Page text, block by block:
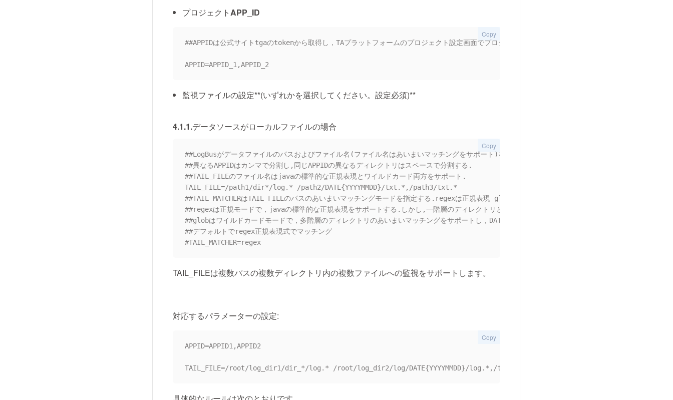
プロジェクトAPP_ID
##APPIDは公式サイトtgaのtokenから取得し，TAプラットフォームのプロジェクト設定画面でプロジェクトのAPPIDを取得して入力する.複数のAPPID
Copy
監視ファイルの設定**(いずれかを選択してください。設定必須)**
4.1.1.データソースがローカルファイルの場合
##LogBusがデータファイルのパスおよびファイル名(ファイル名はあいまいマッチングをサポート)を読み込む. 読み取り権限が必須.
##異なるAPPIDはカンマで分割し,同じAPPIDの異なるディレクトリはスペースで分割する.
##TAIL_FILEのファイル名はjavaの標準的な正規表現とワイルドカード両方をサポート.
TAIL_FILE=/path1/dir*/log.* /path2/DATE{YYYYMMDD}/txt.*,/path3/txt.*
##TAIL_MATCHERはTAIL_FILEのパスのあいまいマッチングモードを指定する.regexは正規表現 globはワイルドカード.
##regexは正規モードで，javaの標準的な正規表現をサポートする.しかし,一階層のディレクトリとファイル名のあいまいマッチングのみサポート.
##globはワイルドカードモードで，多階層のディレクトリのあいまいマッチングをサポートし，DATE{}形式のマッチングをサポートしない.
##デフォルトでregex正規表現式でマッチング
Copy
TAIL_FILEは複数パスの複数ディレクトリ内の複数ファイルへの監視をサポートします。
対応するパラメーターの設定:
APPID=APPID1,APPID2
Copy